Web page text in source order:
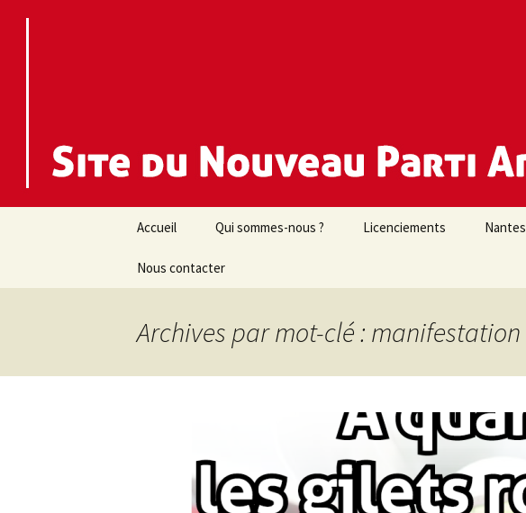
contenu
Accueil Qui sommes-nous ? Licenciements Nantes
Nous contacter
Archives par mot-clé : manifestation